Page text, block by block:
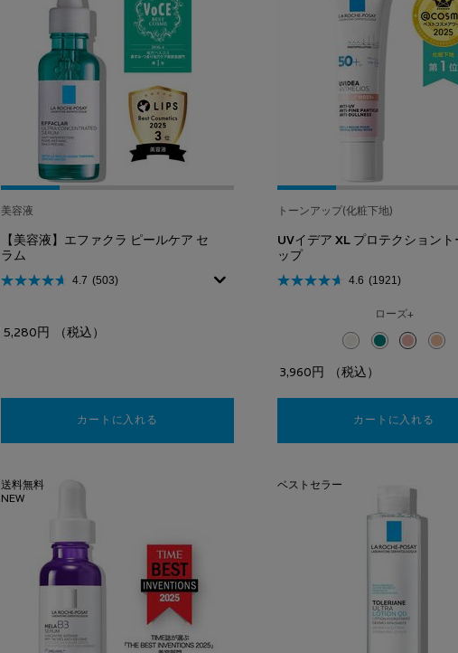
美容液
【美容液】エファクラ ピールケア セ
ラム
4.7 (503)
5,280円 （税込）
カートに入れる 【美容液】エファクラ ピールケア セラム
トーンアップ(化粧下地)
UVイデア XL プロテクショント
ップ
4.6 (1921)
ローズ+
選択済み
ホワイト のカラー
選択済み
クリア のカラ
選択済み
ローズ+
選
テ
3,960円 （税込）
カートに入れる UV
送料無料
NEW
ベストセラー